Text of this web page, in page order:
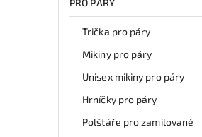
Trička pro páry
Mikiny pro páry
Unisex mikiny pro páry
Hrníčky pro páry
Polštáře pro zamilované